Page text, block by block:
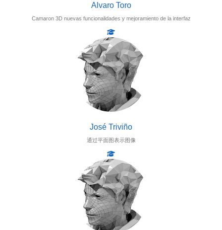
Alvaro Toro
Camaron 3D nuevas funcionalidades y mejoramiento de la interfaz
José Triviño
通过平面图表示图像